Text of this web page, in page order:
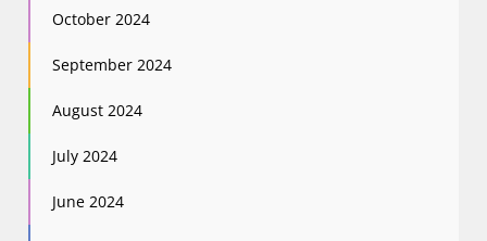
October 2024
September 2024
August 2024
July 2024
June 2024